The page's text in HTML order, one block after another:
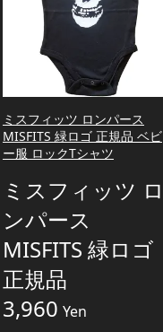
ミスフィッツ ロンパース
MISFITS 緑ロゴ 正規品 ベビ
ー服 ロックTシャツ
ミスフィッツ ロ
ンパース
MISFITS 緑ロゴ
正規品
3,960 Yen